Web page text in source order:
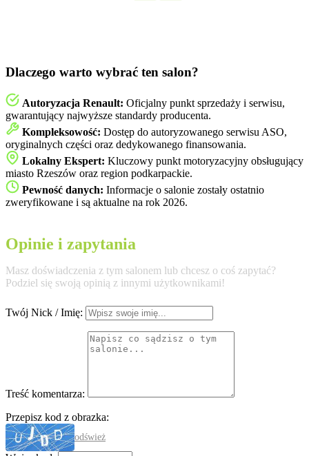
Dlaczego warto wybrać ten salon?
Autoryzacja Renault: Oficjalny punkt sprzedaży i serwisu,
gwarantujący najwyższe standardy producenta.
Kompleksowość: Dostęp do autoryzowanego serwisu ASO,
oryginalnych części oraz dedykowanego finansowania.
Lokalny Ekspert: Kluczowy punkt motoryzacyjny obsługujący
miasto Rzeszów oraz region podkarpackie.
Pewność danych: Informacje o salonie zostały ostatnio
zweryfikowane i są aktualne na rok 2026.
Opinie i zapytania
Masz doświadczenia z tym salonem lub chcesz o coś zapytać?
Podziel się swoją opinią z innymi użytkownikami!
Twój Nick / Imię:
Treść komentarza:
Przepisz kod z obrazka:
odśwież